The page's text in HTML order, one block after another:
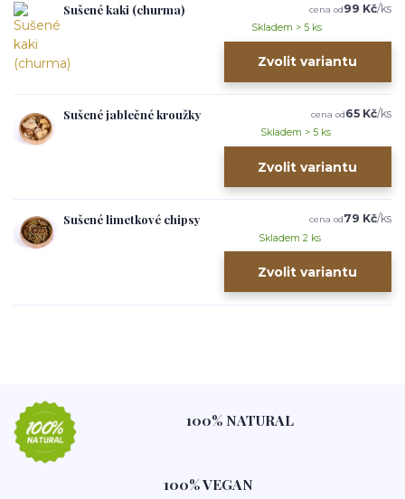
Sušené kaki (churma) cena od99 Kč/ks
Skladem > 5 ks
Zvolit variantu
Sušené jablečné kroužky cena od65 Kč/ks
Skladem > 5 ks
Zvolit variantu
Sušené limetkové chipsy cena od79 Kč/ks
Skladem 2 ks
Zvolit variantu
100% NATURAL
100% VEGAN